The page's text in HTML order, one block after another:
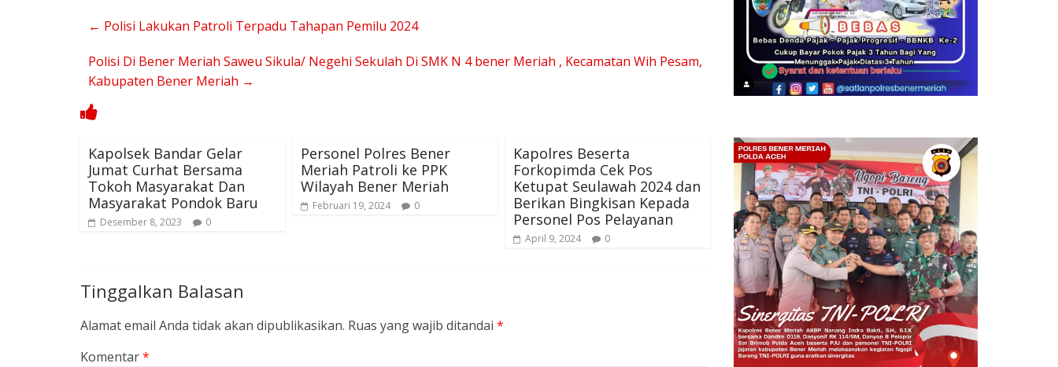
← Polisi Lakukan Patroli Terpadu Tahapan Pemilu 2024
Polisi Di Bener Meriah Saweu Sikula/ Negehi Sekulah Di SMK N 4 bener Meriah , Kecamatan Wih Pesam,
Kabupaten Bener Meriah →
Kapolsek Bandar Gelar
Jumat Curhat Bersama
Tokoh Masyarakat Dan
Masyarakat Pondok Baru
Desember 8, 2023 0
Personel Polres Bener
Meriah Patroli ke PPK
Wilayah Bener Meriah
Februari 19, 2024 0
Kapolres Beserta
Forkopimda Cek Pos
Ketupat Seulawah 2024 dan
Berikan Bingkisan Kepada
Personel Pos Pelayanan
April 9, 2024 0
Tinggalkan Balasan
Alamat email Anda tidak akan dipublikasikan. Ruas yang wajib ditandai *
Komentar*